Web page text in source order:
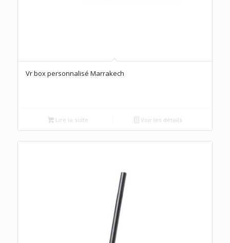
Vr box personnalisé Marrakech
Lire la suite Voir les détails